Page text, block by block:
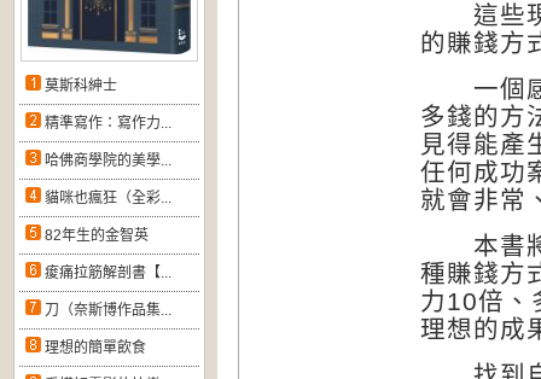
莫斯科紳士
精準寫作：寫作力...
哈佛商學院的美學...
貓咪也瘋狂（全彩...
82年生的金智英
痠痛拉筋解剖書【...
刀（奈斯博作品集...
理想的簡單飲食
這些現
的賺錢方
一個感
多錢的方
見得能產
任何成功
就會非常
本書將
種賺錢方
力10倍、
理想的成